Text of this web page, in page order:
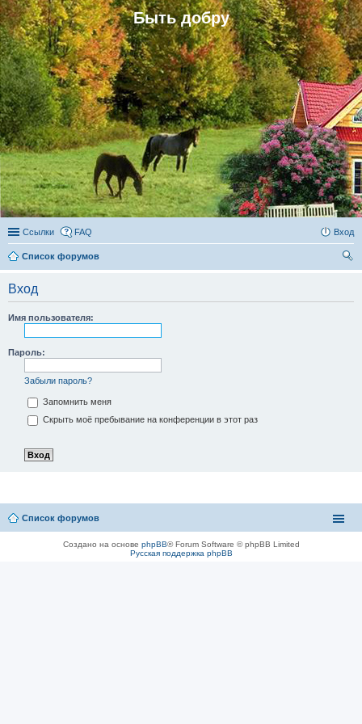
Быть добру
Ссылки FAQ Вход
Список форумов
Вход
Имя пользователя:
Пароль:
Забыли пароль?
Запомнить меня
Скрыть моё пребывание на конференции в этот раз
Список форумов
Создано на основе phpBB® Forum Software © phpBB Limited
Русская поддержка phpBB